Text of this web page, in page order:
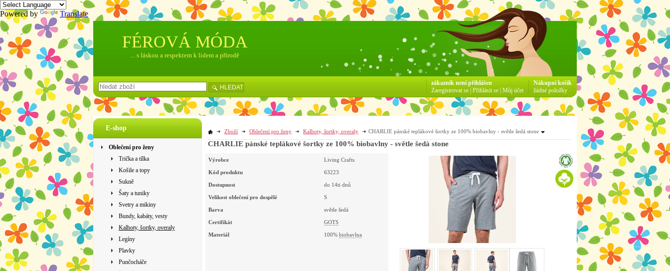
Powered by Translate
E-shop
Oblečení pro ženy
Trička a tílka
Košile a topy
Sukně
Šaty a tuniky
Svetry a mikiny
Bundy, kabáty, vesty
Kalhoty, šortky, overaly
Legíny
Plavky
Punčocháče
Zboží Oblečení pro ženy Kalhoty, šortky, overaly CHARLIE pánské teplákové šortky ze 100% biobavlny - světle šedá stone
CHARLIE pánské teplákové šortky ze 100% biobavlny - světle šedá stone
Výrobce Living Crafts
Kód produktu 63223
Dostupnost do 14ti dnů
Velikost oblečení pro dospělé S
Barva světle šedá
Certifikát GOTS
Materiál 100% biobavlna
FÉROVÁ MÓDA
... s láskou a respektem k lidem a přírodě
HLEDAT
Nákupní košík
žádné položky
zákazník není přihlášen
Zaregistrovat se Přihlásit se Můj účet